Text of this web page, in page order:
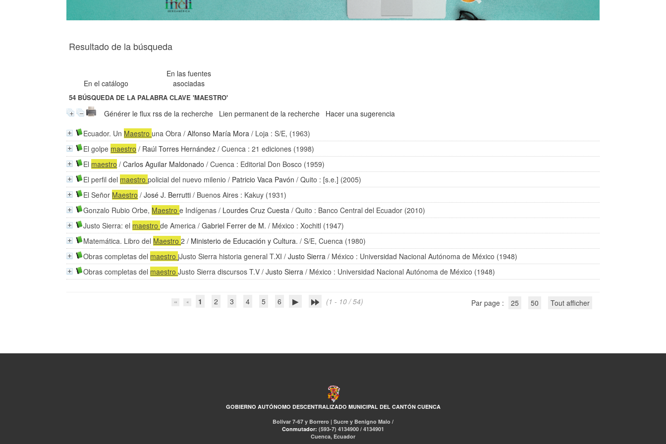
Resultado de la búsqueda
En el catálogo
En las fuentes
asociadas
54 BÚSQUEDA DE LA PALABRA CLAVE'MAESTRO'
Générer le flux rss de la recherche Lien permanent de la recherche
Hacer una sugerencia
Ecuador. Un Maestro una Obra /Alfonso María Mora / Loja : S/E, (1963)
El golpe maestro / Raúl Torres Hernández / Cuenca : 21 ediciones (1998)
El maestro /Carlos Aguilar Maldonado / Cuenca : Editorial Don Bosco (1959)
El perfil del maestropolicial del nuevo milenio / Patricio Vaca Pavón / Quito : [s.e.] (2005)
El Señor Maestro /José J. Berrutti / Buenos Aires : Kakuy (1931)
Gonzalo Rubio Orbe, Maestroe Indígenas / Lourdes Cruz Cuesta / Quito : Banco Central del Ecuador (2010)
Justo Sierra: el maestrode America /Gabriel Ferrer de M. / México : Xochitl (1947)
Matemática. Libro del Maestro2 / Ministerio de Educación y Cultura. / S/E, Cuenca (1980)
Obras completas del maestrojJusto Sierra historia general T.XI /Justo Sierra / México : Universidad Nacional Autónoma de México (1948)
Obras completas del maestroJusto Sierra discursos T.V /Justo Sierra / México : Universidad Nacional Autónoma de México (1948)
1 2 3 4 5 6 (1 - 10 / 54) Par page : 25 50 Tout afficher
GOBIERNO AUTÓNOMO DESCENTRALIZADO MUNICIPAL DEL CANTÓN CUENCA
Bolívar 7-67 y Borrero | Sucre y Benigno Malo /
Conmutador: (593-7) 4134900 / 4134901
Cuenca, Ecuador